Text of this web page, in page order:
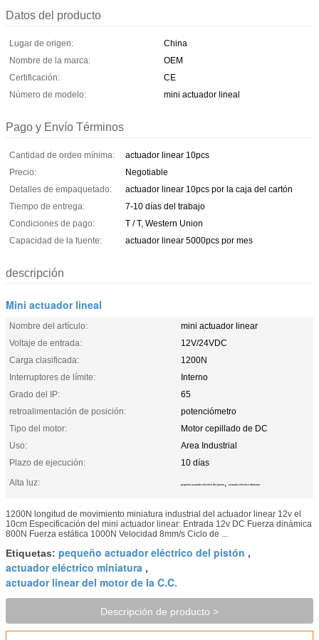
Datos del producto
Lugar de origen:
China
Nombre de la marca:
OEM
Certificación:
CE
Número de modelo:
mini actuador lineal
Pago y Envío Términos
Cantidad de orden mínima:
actuador linear 10pcs
Precio:
Negotiable
Detalles de empaquetado:
actuador linear 10pcs por la caja del cartón
Tiempo de entrega:
7-10 días del trabajo
Condiciones de pago:
T / T, Western Union
Capacidad de la fuente:
actuador linear 5000pcs por mes
descripción
Mini actuador lineal
Nombre del artículo:
mini actuador linear
Voltaje de entrada:
12V/24VDC
Carga clasificada:
1200N
Interruptores de límite:
Interno
Grado del IP:
65
retroalimentación de posición:
potenciómetro
Tipo del motor:
Motor cepillado de DC
Uso:
Area Industrial
Plazo de ejecución:
10 días
Alta luz:
pequeño actuador eléctrico del pistón , actuador eléctrico miniatura
1200N longitud de movimiento miniatura industrial del actuador linear 12v el
10cm Especificación del mini actuador linear: Entrada 12v DC Fuerza dinámica
800N Fuerza estática 1000N Velocidad 8mm/s Ciclo de ...
Etiquetas: pequeño actuador eléctrico del pistón ,
actuador eléctrico miniatura ,
actuador linear del motor de la C.C.
Descripción de producto >